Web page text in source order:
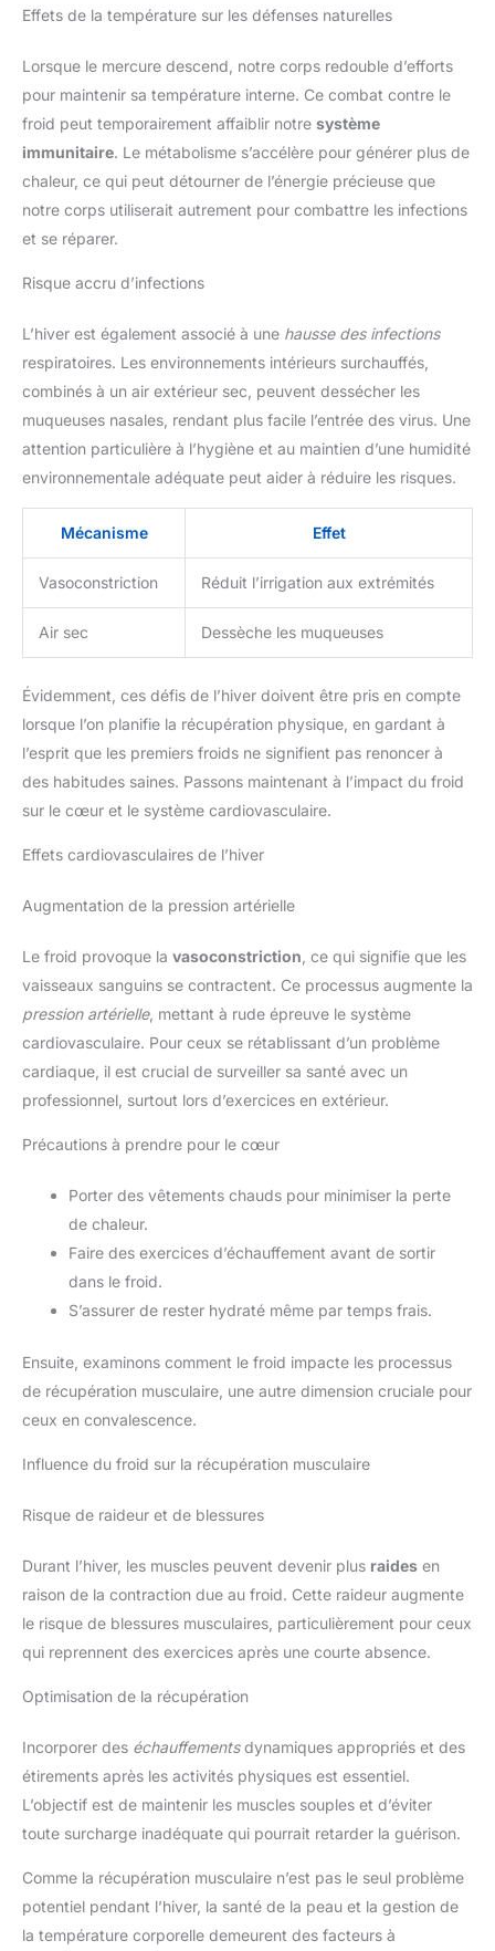
Effets de la température sur les défenses naturelles
Lorsque le mercure descend, notre corps redouble d’efforts
pour maintenir sa température interne. Ce combat contre le
froid peut temporairement affaiblir notre système
immunitaire. Le métabolisme s’accélère pour générer plus de
chaleur, ce qui peut détourner de l’énergie précieuse que
notre corps utiliserait autrement pour combattre les infections
et se réparer.
Risque accru d’infections
L’hiver est également associé à une hausse des infections
respiratoires. Les environnements intérieurs surchauffés,
combinés à un air extérieur sec, peuvent dessécher les
muqueuses nasales, rendant plus facile l’entrée des virus. Une
attention particulière à l’hygiène et au maintien d’une humidité
environnementale adéquate peut aider à réduire les risques.
Mécanisme Effet
Vasoconstriction Réduit l’irrigation aux extrémités
Air sec Dessèche les muqueuses
Évidemment, ces défis de l’hiver doivent être pris en compte
lorsque l’on planifie la récupération physique, en gardant à
l’esprit que les premiers froids ne signifient pas renoncer à
des habitudes saines. Passons maintenant à l’impact du froid
sur le cœur et le système cardiovasculaire.
Effets cardiovasculaires de l’hiver
Augmentation de la pression artérielle
Le froid provoque la vasoconstriction , ce qui signifie que les
vaisseaux sanguins se contractent. Ce processus augmente la
pression artérielle, mettant à rude épreuve le système
cardiovasculaire. Pour ceux se rétablissant d’un problème
cardiaque, il est crucial de surveiller sa santé avec un
professionnel, surtout lors d’exercices en extérieur.
Précautions à prendre pour le cœur
Porter des vêtements chauds pour minimiser la perte
de chaleur.
Faire des exercices d’échauffement avant de sortir
dans le froid.
S’assurer de rester hydraté même par temps frais.
Ensuite, examinons comment le froid impacte les processus
de récupération musculaire, une autre dimension cruciale pour
ceux en convalescence.
Influence du froid sur la récupération musculaire
Risque de raideur et de blessures
Durant l’hiver, les muscles peuvent devenir plus raides en
raison de la contraction due au froid. Cette raideur augmente
le risque de blessures musculaires, particulièrement pour ceux
qui reprennent des exercices après une courte absence.
Optimisation de la récupération
Incorporer des échauffementsdynamiques appropriés et des
étirements après les activités physiques est essentiel.
L’objectif est de maintenir les muscles souples et d’éviter
toute surcharge inadéquate qui pourrait retarder la guérison.
Comme la récupération musculaire n’est pas le seul problème
potentiel pendant l’hiver, la santé de la peau et la gestion de
la température corporelle demeurent des facteurs à